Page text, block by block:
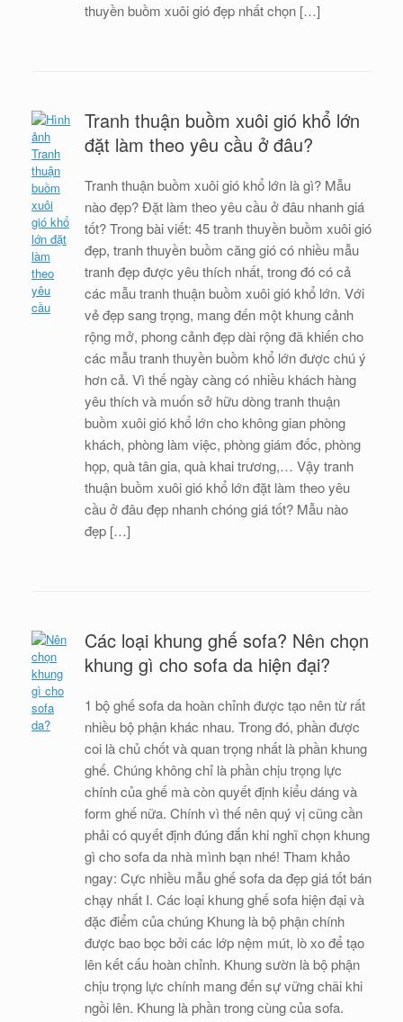
thuyền buồm xuôi gió đẹp nhất chọn […]
Tranh thuận buồm xuôi gió khổ lớn
đặt làm theo yêu cầu ở đâu?
Tranh thuận buồm xuôi gió khổ lớn là gì? Mẫu
nào đẹp? Đặt làm theo yêu cầu ở đâu nhanh giá
tốt? Trong bài viết: 45 tranh thuyền buồm xuôi gió
đẹp, tranh thuyền buồm căng gió có nhiều mẫu
tranh đẹp được yêu thích nhất, trong đó có cả
các mẫu tranh thuận buồm xuôi gió khổ lớn. Với
vẻ đẹp sang trọng, mang đến một khung cảnh
rộng mở, phong cảnh đẹp dài rộng đã khiến cho
các mẫu tranh thuyền buồm khổ lớn được chú ý
hơn cả. Vì thế ngày càng có nhiều khách hàng
yêu thích và muốn sở hữu dòng tranh thuận
buồm xuôi gió khổ lớn cho không gian phòng
khách, phòng làm việc, phòng giám đốc, phòng
họp, quà tân gia, quà khai trương,… Vậy tranh
thuận buồm xuôi gió khổ lớn đặt làm theo yêu
cầu ở đâu đẹp nhanh chóng giá tốt? Mẫu nào
đẹp […]
Các loại khung ghế sofa? Nên chọn
khung gì cho sofa da hiện đại?
1 bộ ghế sofa da hoàn chỉnh được tạo nên từ rất
nhiều bộ phận khác nhau. Trong đó, phần được
coi là chủ chốt và quan trọng nhất là phần khung
ghế. Chúng không chỉ là phần chịu trọng lực
chính của ghế mà còn quyết định kiểu dáng và
form ghế nữa. Chính vì thế nên quý vị cũng cần
phải có quyết định đúng đắn khi nghĩ chọn khung
gì cho sofa da nhà mình bạn nhé! Tham khảo
ngay: Cực nhiều mẫu ghế sofa da đẹp giá tốt bán
chạy nhất I. Các loại khung ghế sofa hiện đại và
đặc điểm của chúng Khung là bộ phận chính
được bao bọc bởi các lớp nệm mút, lò xo để tạo
lên kết cấu hoàn chỉnh. Khung sườn là bộ phận
chịu trọng lực chính mang đến sự vững chãi khi
ngồi lên. Khung là phần trong cùng của sofa.